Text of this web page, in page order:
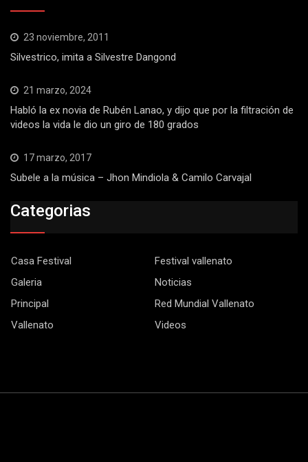
23 noviembre, 2011
Silvestrico, imita a Silvestre Dangond
21 marzo, 2024
Habló la ex novia de Rubén Lanao, y dijo que por la filtración de
videos la vida le dio un giro de 180 grados
17 marzo, 2017
Subele a la música – Jhon Mindiola & Camilo Carvajal
Categorias
Casa Festival
Festival vallenato
Galeria
Noticias
Principal
Red Mundial Vallenato
Vallenato
Videos